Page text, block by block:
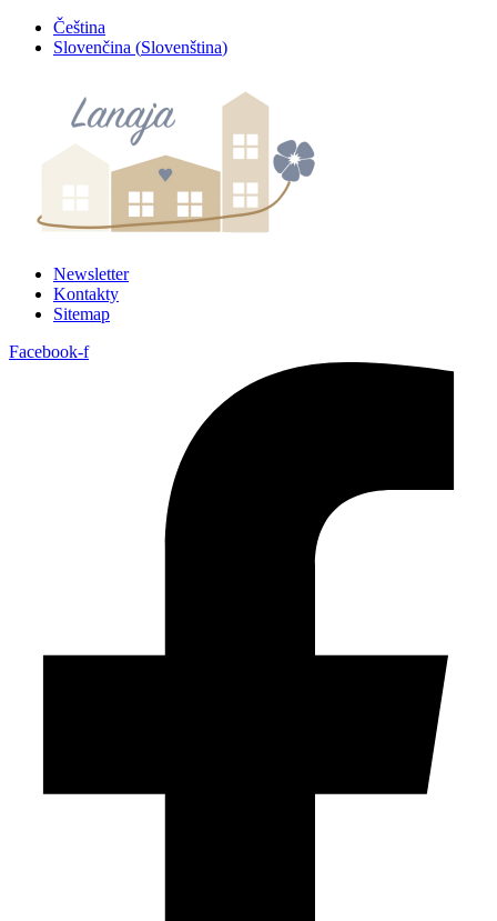
Přejít
Čeština
Slovenčina (Slovenština)
Newsletter
Kontakty
Sitemap
Facebook-f